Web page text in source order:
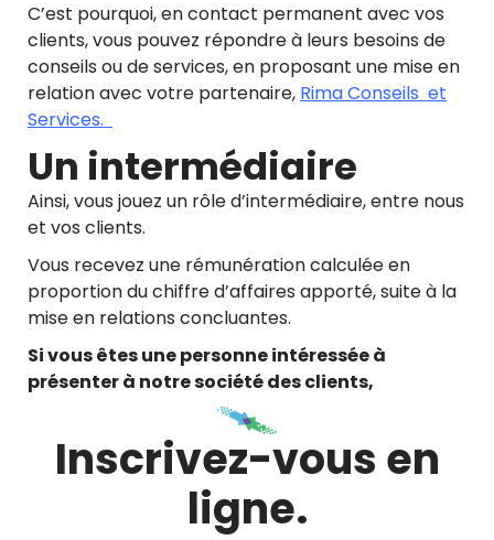
C’est pourquoi, en contact permanent avec vos
clients, vous pouvez répondre à leurs besoins de
conseils ou de services, en proposant une mise en
relation avec votre partenaire, Rima Conseils et
Services.
Un intermédiaire
Ainsi, vous jouez un rôle d’intermédiaire, entre nous
et vos clients.
Vous recevez une rémunération calculée en
proportion du chiffre d’affaires apporté, suite à la
mise en relations concluantes.
Si vous êtes une personne intéressée à
présenter à notre société des clients,
Inscrivez-vous en
ligne.